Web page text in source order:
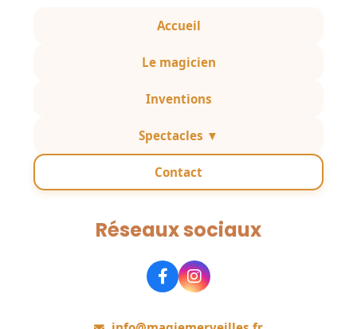
Accueil
Le magicien
Inventions
Spectacles ▼
Contact
Réseaux sociaux